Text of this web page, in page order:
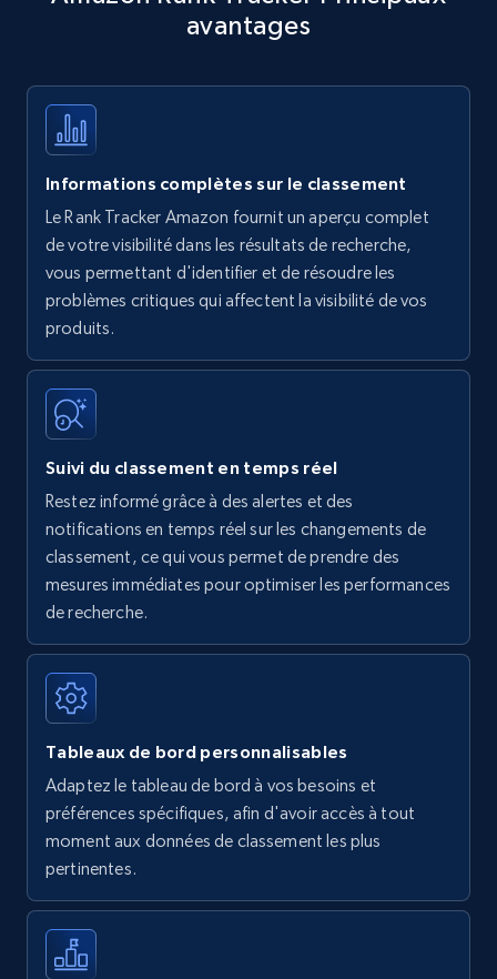
Title, Seller name, Brand, Description, Initial
35.3K+
Amazon products - find products by using
upc numbers
Title, Seller name, Brand, Description, Initial
price, Currency, Availability, Reviews count, and
more.
Amazon Reviews
URL, Product name, Product rating, Product
rating object, Product rating max, Rating,
Author name, Asin, and more.
Walmart - products
URL, Final price, Sku, Currency, Gtin,
Specifications, Image urls, Top reviews, and
more.
avantages
Informations complètes sur le classement
Le Rank Tracker Amazon fournit un aperçu complet
de votre visibilité dans les résultats de recherche,
vous permettant d'identifier et de résoudre les
problèmes critiques qui affectent la visibilité de vos
produits.
Suivi du classement en temps réel
Restez informé grâce à des alertes et des
notifications en temps réel sur les changements de
classement, ce qui vous permet de prendre des
mesures immédiates pour optimiser les performances
de recherche.
Tableaux de bord personnalisables
Adaptez le tableau de bord à vos besoins et
préférences spécifiques, afin d'avoir accès à tout
moment aux données de classement les plus
pertinentes.